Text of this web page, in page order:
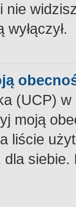
nie
(UCP) w
moją
liście